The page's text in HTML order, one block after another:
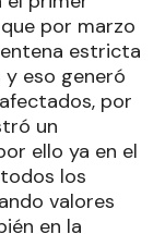
por marzo
estricta
eso generó
por
un
ello ya en el
los
valores
en la